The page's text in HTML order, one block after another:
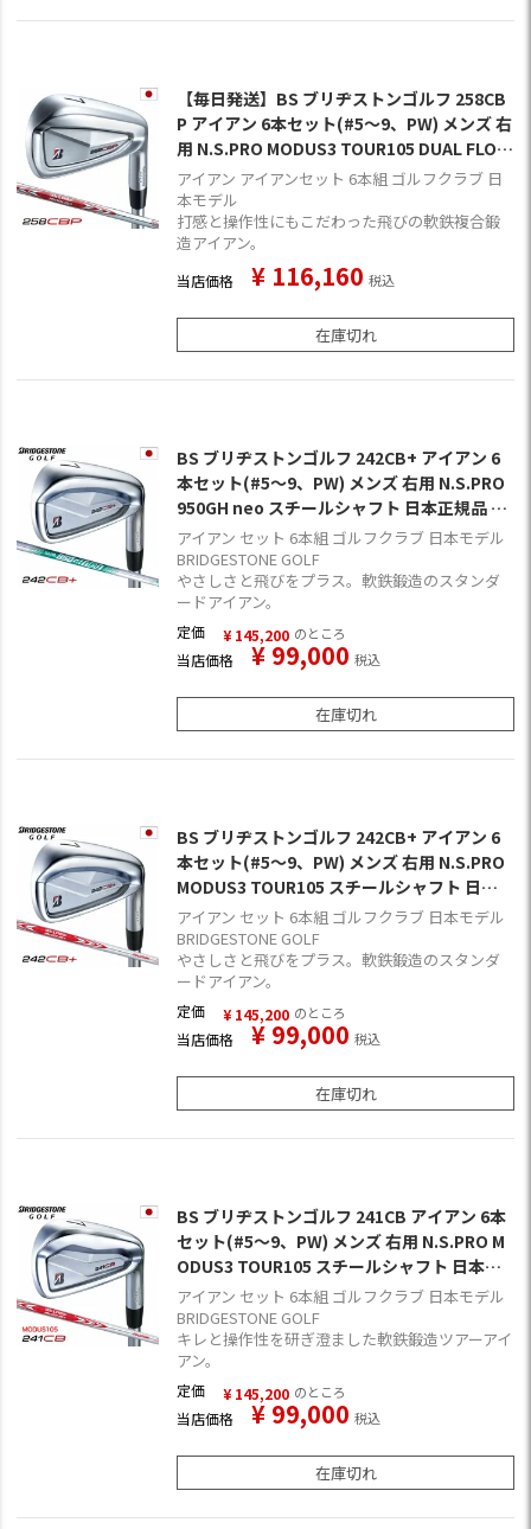
【毎日発送】BS ブリヂストンゴルフ 258CB
P アイアン 6本セット(#5～9、PW) メンズ 右
用 N.S.PRO MODUS3 TOUR105 DUAL FLOW
スチールシャフト 日本正規品 2025年モデル
アイアン アイアンセット 6本組 ゴルフクラブ 日
本モデル
打感と操作性にもこだわった飛びの軟鉄複合鍛
造アイアン。
当店価格 ¥ 116,160 税込
在庫切れ
BS ブリヂストンゴルフ 242CB+ アイアン 6
本セット(#5～9、PW) メンズ 右用 N.S.PRO
950GH neo スチールシャフト 日本正規品 20
24年モデル
アイアン セット 6本組 ゴルフクラブ 日本モデル
BRIDGESTONE GOLF
やさしさと飛びをプラス。軟鉄鍛造のスタンダ
ードアイアン。
定価 ¥ 145,200 のところ
当店価格 ¥ 99,000 税込
在庫切れ
BS ブリヂストンゴルフ 242CB+ アイアン 6
本セット(#5～9、PW) メンズ 右用 N.S.PRO
MODUS3 TOUR105 スチールシャフト 日本
正規品 2024年モデル
アイアン セット 6本組 ゴルフクラブ 日本モデル
BRIDGESTONE GOLF
やさしさと飛びをプラス。軟鉄鍛造のスタンダ
ードアイアン。
定価 ¥ 145,200 のところ
当店価格 ¥ 99,000 税込
在庫切れ
BS ブリヂストンゴルフ 241CB アイアン 6本
セット(#5～9、PW) メンズ 右用 N.S.PRO M
ODUS3 TOUR105 スチールシャフト 日本正
規品 2024年モデル
アイアン セット 6本組 ゴルフクラブ 日本モデル
BRIDGESTONE GOLF
キレと操作性を研ぎ澄ました軟鉄鍛造ツアーアイ
アン。
定価 ¥ 145,200 のところ
当店価格 ¥ 99,000 税込
在庫切れ